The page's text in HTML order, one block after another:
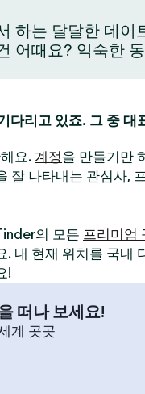
하는 달달한 데이
어때요? 익숙한
리고 있죠. 그 중 대
요. 계정을 만들기만
잘 나타내는 관심사,
의 모든 프리미엄
. 내 현재 위치를 국내
!
떠나 보세요!
계 곳곳